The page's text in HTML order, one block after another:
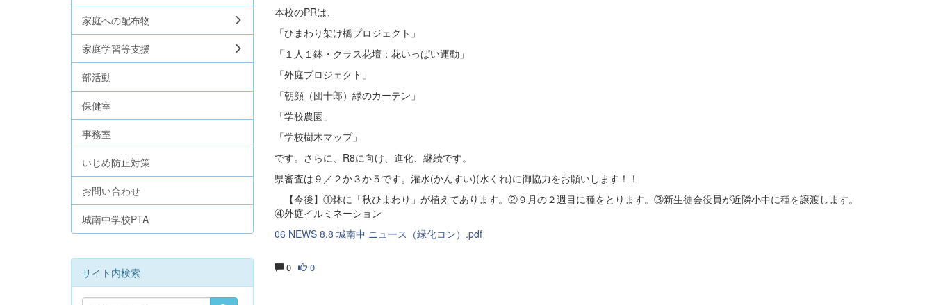
本校のPRは、
「ひまわり架け橋プロジェクト」
「１人１鉢・クラス花壇：花いっぱい運動」
「外庭プロジェクト」
「朝顔（団十郎）緑のカーテン」
「学校農園」
「学校樹木マップ」
です。さらに、R8に向け、進化、継続です。
県審査は９／２か３か５です。灌水(かんすい)(水くれ)に御協力をお願いします！！
【今後】①鉢に「秋ひまわり」が植えてあります。②９月の２週目に種をとります。③新生徒会役員が近隣小中に種を譲渡します。
④外庭イルミネーション
06 NEWS 8.8 城南中 ニュース（緑化コン）.pdf
0 0
家庭への配布物
家庭学習等支援
部活動
保健室
事務室
いじめ防止対策
お問い合わせ
城南中学校PTA
サイト内検索